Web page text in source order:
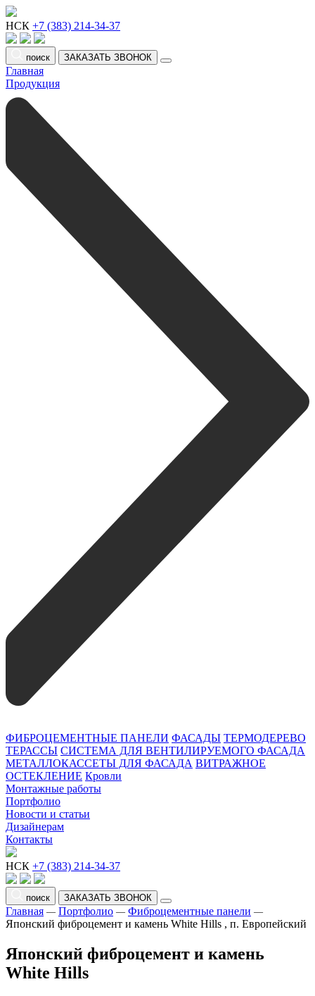
НСК +7 (383) 214-34-37
поиск ЗАКАЗАТЬ ЗВОНОК
Главная
Продукция
ФИБРОЦЕМЕНТНЫЕ ПАНЕЛИ ФАСАДЫ ТЕРМОДЕРЕВО
ТЕРАССЫ СИСТЕМА ДЛЯ ВЕНТИЛИРУЕМОГО ФАСАДА
МЕТАЛЛОКАССЕТЫ ДЛЯ ФАСАДА ВИТРАЖНОЕ
ОСТЕКЛЕНИЕ Кровли
Монтажные работы
Портфолио
Новости и статьи
Дизайнерам
Контакты
НСК +7 (383) 214-34-37
поиск ЗАКАЗАТЬ ЗВОНОК
Главная — Портфолио — Фиброцементные панели —
Японский фиброцемент и камень White Hills , п. Европейский
Японский фиброцемент и камень
White Hills